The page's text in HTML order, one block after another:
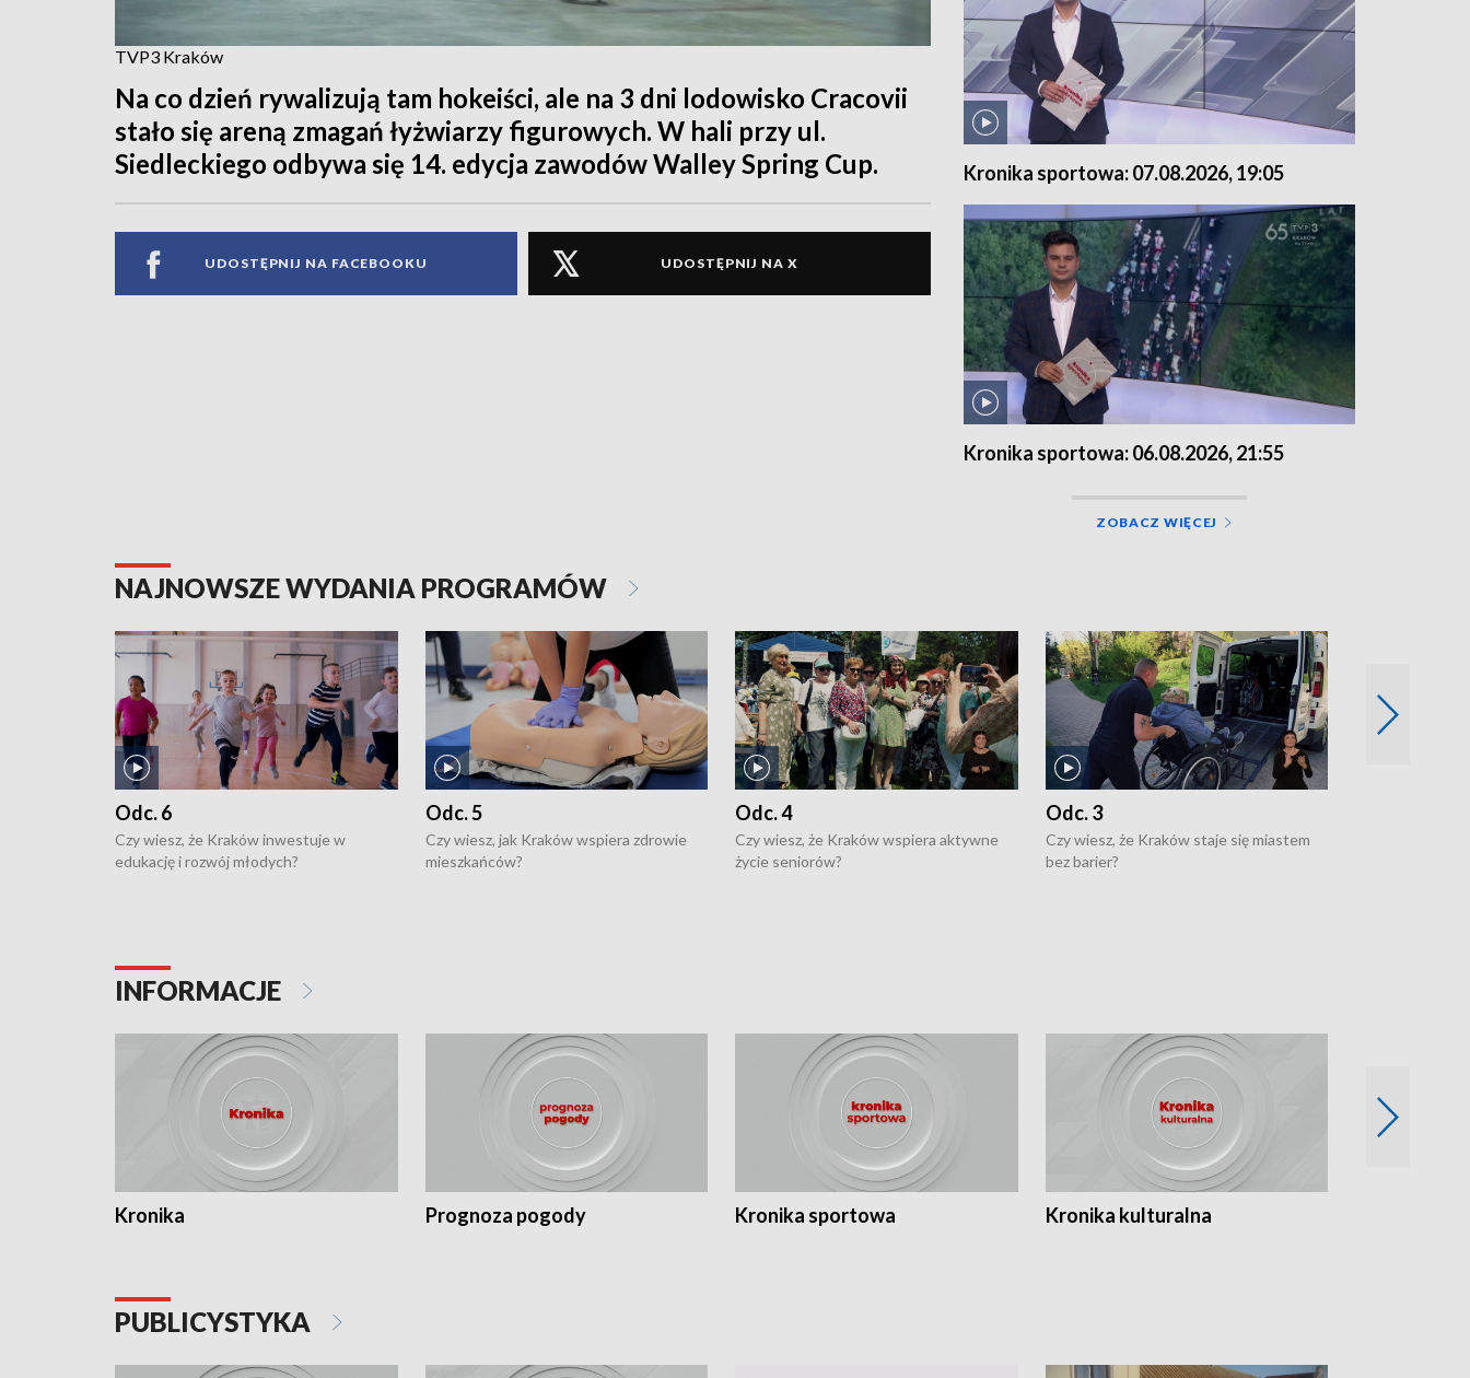
TVP3 Kraków
Na co dzień rywalizują tam hokeiści, ale na 3 dni lodowisko Cracovii
stało się areną zmagań łyżwiarzy figurowych. W hali przy ul.
Siedleckiego odbywa się 14. edycja zawodów Walley Spring Cup.
UDOSTĘPNIJ NA FACEBOOKU UDOSTĘPNIJ NA X
Kronika sportowa: 07.08.2026, 19:05
Kronika sportowa: 06.08.2026, 21:55
ZOBACZ WIĘCEJ
NAJNOWSZE WYDANIA PROGRAMÓW
Odc. 6
Czy wiesz, że Kraków inwestuje w
edukację i rozwój młodych?
Odc. 5
Czy wiesz, jak Kraków wspiera zdrowie
mieszkańców?
Odc. 4
Czy wiesz, że Kraków wspiera aktywne
życie seniorów?
Odc. 3
Czy wiesz, że Kraków staje się miastem
bez barier?
INFORMACJE
Kronika Prognoza pogody Kronika sportowa Kronika kulturalna
PUBLICYSTYKA